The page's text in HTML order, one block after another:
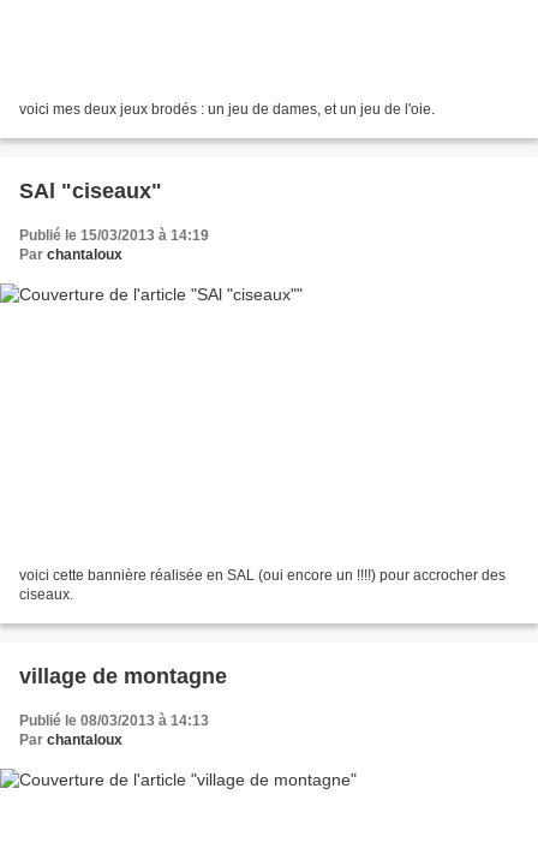
voici mes deux jeux brodés : un jeu de dames, et un jeu de l'oie.
SAl "ciseaux"
Publié le 15/03/2013 à 14:19
Par chantaloux
voici cette bannière réalisée en SAL (oui encore un !!!!) pour accrocher des
ciseaux.
village de montagne
Publié le 08/03/2013 à 14:13
Par chantaloux